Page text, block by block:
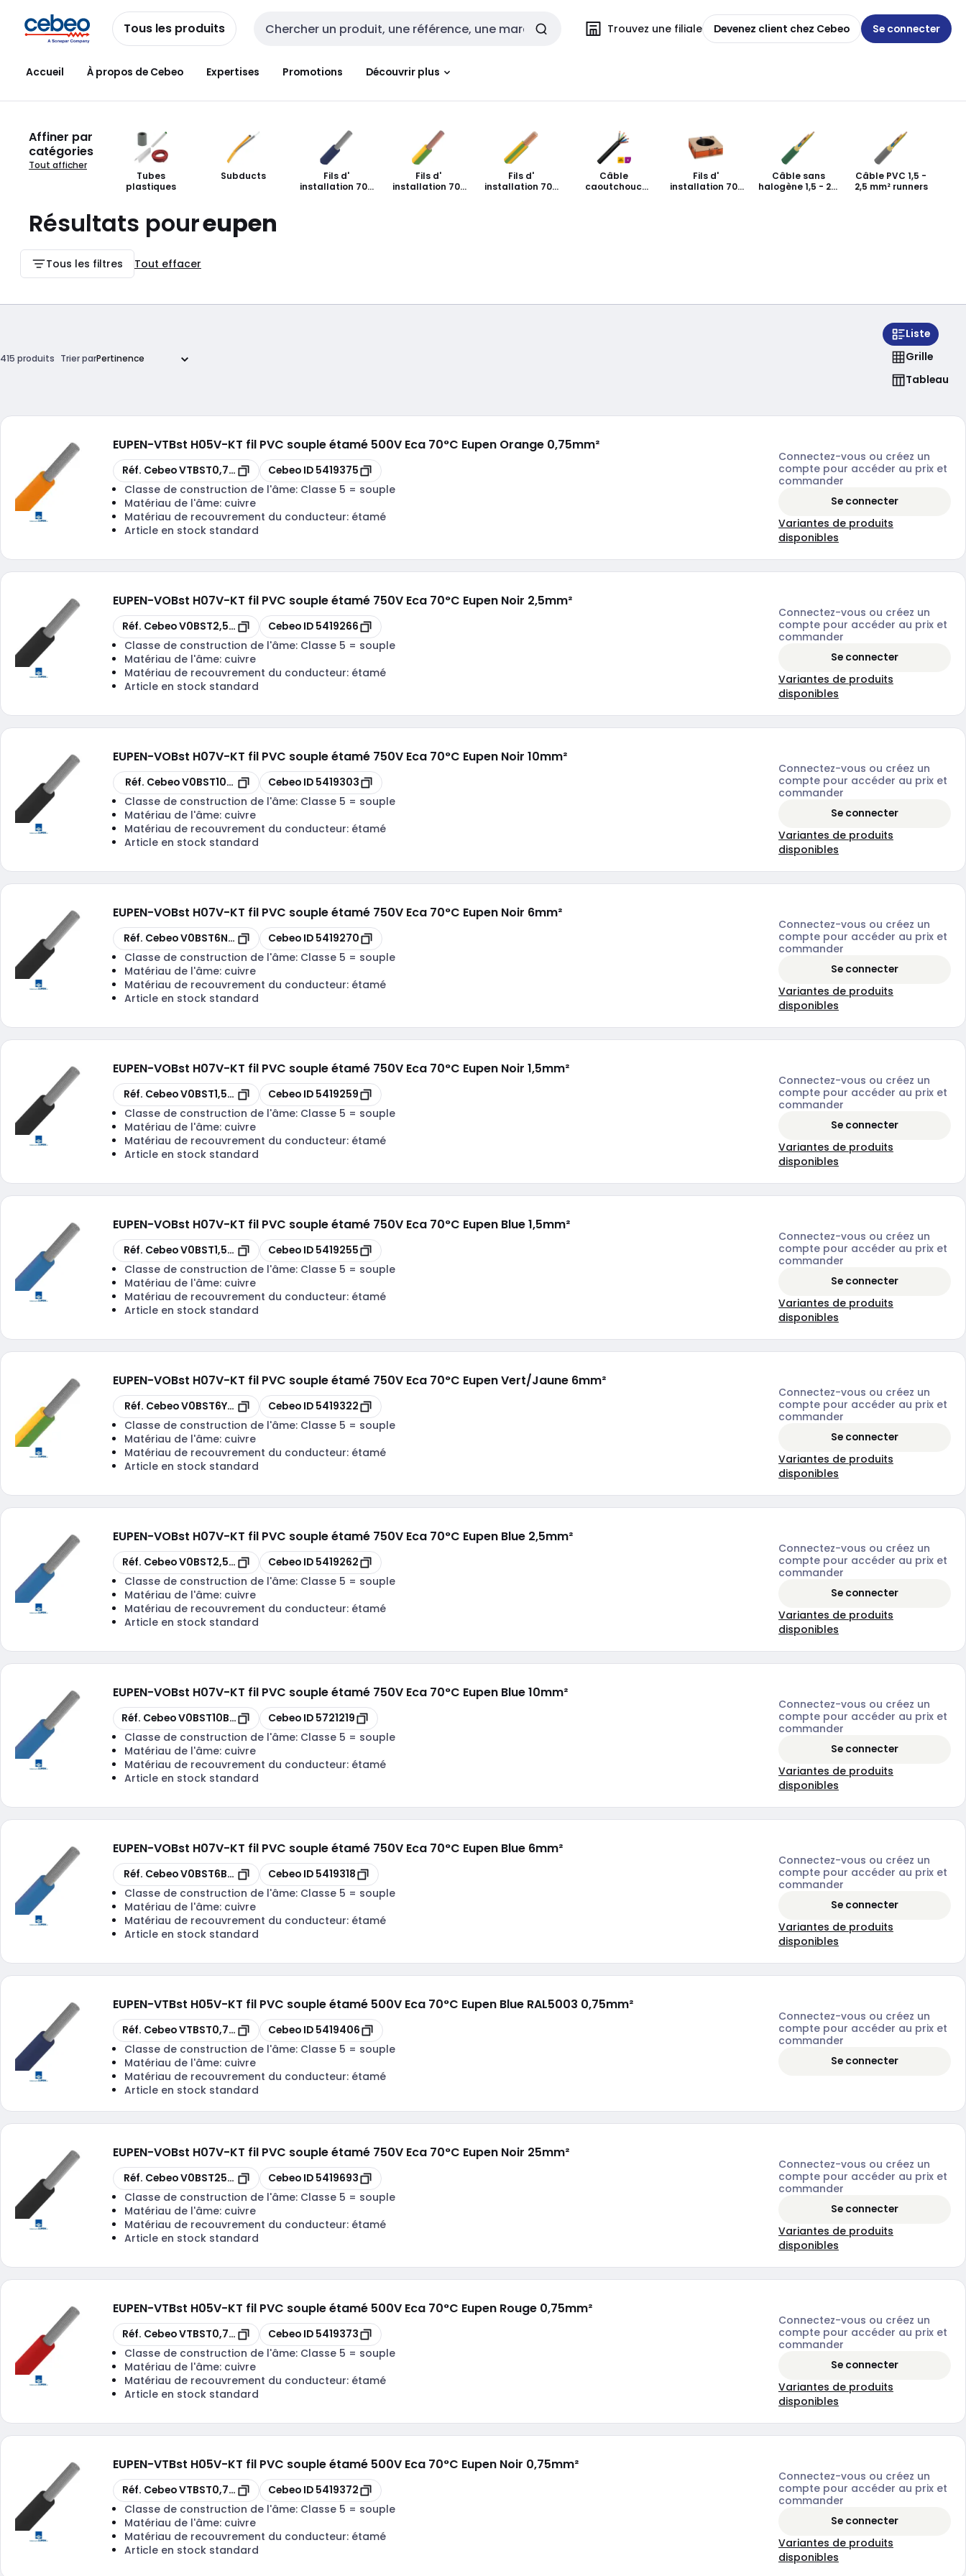
navigationau
contenu
Tous les produits Entrée de recherche Trouvez une filiale Devenez client chez Cebeo Se connecter
Accueil À propos de Cebeo Expertises Promotions Découvrir plus
Affiner par
catégories
Tout afficher
Tubes
plastiques
Subducts
Fils d'
installation 70°
Fils d'
installation 70°
Fils d'
installation 70°
Câble
caoutchouc
Fils d'
installation 70°
Câble sans
halogène 1,5 - 2,5
Câble PVC 1,5 -
2,5 mm² runners
Résultats poureupen
Tous les filtres Tout effacer
415 produits Trier par
Liste
Grille
Tableau
EUPEN-VTBst H05V-KT fil PVC souple étamé 500V Eca 70°C Eupen Orange 0,75mm²
Copier
Réf. CebeoVTBST0,750R-ECA R 100
Copier
Cebeo ID 5419375
Classe de construction de l'âme: Classe 5 = souple
Matériau de l'âme: cuivre
Matériau de recouvrement du conducteur: étamé
Article en stock standard
Connectez-vous ou créez un
compte pour accéder au prix et
commander
Se connecter
Variantes de produits
disponibles
EUPEN-VOBst H07V-KT fil PVC souple étamé 750V Eca 70°C Eupen Noir 2,5mm²
Copier
Réf. CebeoV0BST2,5N-ECA R 100
Copier
Cebeo ID 5419266
Classe de construction de l'âme: Classe 5 = souple
Matériau de l'âme: cuivre
Matériau de recouvrement du conducteur: étamé
Article en stock standard
Connectez-vous ou créez un
compte pour accéder au prix et
commander
Se connecter
Variantes de produits
disponibles
EUPEN-VOBst H07V-KT fil PVC souple étamé 750V Eca 70°C Eupen Noir 10mm²
CopierRéf. CebeoV0BST10N-ECA R 100
Copier
Cebeo ID 5419303
Classe de construction de l'âme: Classe 5 = souple
Matériau de l'âme: cuivre
Matériau de recouvrement du conducteur: étamé
Article en stock standard
Connectez-vous ou créez un
compte pour accéder au prix et
commander
Se connecter
Variantes de produits
disponibles
EUPEN-VOBst H07V-KT fil PVC souple étamé 750V Eca 70°C Eupen Noir 6mm²
Copier
Réf. CebeoV0BST6N-ECA R 100
Copier
Cebeo ID 5419270
Classe de construction de l'âme: Classe 5 = souple
Matériau de l'âme: cuivre
Matériau de recouvrement du conducteur: étamé
Article en stock standard
Connectez-vous ou créez un
compte pour accéder au prix et
commander
Se connecter
Variantes de produits
disponibles
EUPEN-VOBst H07V-KT fil PVC souple étamé 750V Eca 70°C Eupen Noir 1,5mm²
Copier
Réf. CebeoV0BST1,5N-ECA R 100
Copier
Cebeo ID 5419259
Classe de construction de l'âme: Classe 5 = souple
Matériau de l'âme: cuivre
Matériau de recouvrement du conducteur: étamé
Article en stock standard
Connectez-vous ou créez un
compte pour accéder au prix et
commander
Se connecter
Variantes de produits
disponibles
EUPEN-VOBst H07V-KT fil PVC souple étamé 750V Eca 70°C Eupen Blue 1,5mm²
Copier
Réf. CebeoV0BST1,5B-ECA R 100
Copier
Cebeo ID 5419255
Classe de construction de l'âme: Classe 5 = souple
Matériau de l'âme: cuivre
Matériau de recouvrement du conducteur: étamé
Article en stock standard
Connectez-vous ou créez un
compte pour accéder au prix et
commander
Se connecter
Variantes de produits
disponibles
EUPEN-VOBst H07V-KT fil PVC souple étamé 750V Eca 70°C Eupen Vert/Jaune 6mm²
Copier
Réf. CebeoV0BST6YG-ECA R 100
Copier
Cebeo ID 5419322
Classe de construction de l'âme: Classe 5 = souple
Matériau de l'âme: cuivre
Matériau de recouvrement du conducteur: étamé
Article en stock standard
Connectez-vous ou créez un
compte pour accéder au prix et
commander
Se connecter
Variantes de produits
disponibles
EUPEN-VOBst H07V-KT fil PVC souple étamé 750V Eca 70°C Eupen Blue 2,5mm²
Copier
Réf. CebeoV0BST2,5B-ECA R 100
Copier
Cebeo ID 5419262
Classe de construction de l'âme: Classe 5 = souple
Matériau de l'âme: cuivre
Matériau de recouvrement du conducteur: étamé
Article en stock standard
Connectez-vous ou créez un
compte pour accéder au prix et
commander
Se connecter
Variantes de produits
disponibles
EUPEN-VOBst H07V-KT fil PVC souple étamé 750V Eca 70°C Eupen Blue 10mm²
Copier
Réf. CebeoV0BST10B-ECA B 500
Copier
Cebeo ID 5721219
Classe de construction de l'âme: Classe 5 = souple
Matériau de l'âme: cuivre
Matériau de recouvrement du conducteur: étamé
Article en stock standard
Connectez-vous ou créez un
compte pour accéder au prix et
commander
Se connecter
Variantes de produits
disponibles
EUPEN-VOBst H07V-KT fil PVC souple étamé 750V Eca 70°C Eupen Blue 6mm²
Copier
Réf. CebeoV0BST6B-ECA R 100
Copier
Cebeo ID 5419318
Classe de construction de l'âme: Classe 5 = souple
Matériau de l'âme: cuivre
Matériau de recouvrement du conducteur: étamé
Article en stock standard
Connectez-vous ou créez un
compte pour accéder au prix et
commander
Se connecter
Variantes de produits
disponibles
EUPEN-VTBst H05V-KT fil PVC souple étamé 500V Eca 70°C Eupen Blue RAL5003 0,75mm²
Copier
Réf. CebeoVTBST0,75DB-ECA R 100
Copier
Cebeo ID 5419406
Classe de construction de l'âme: Classe 5 = souple
Matériau de l'âme: cuivre
Matériau de recouvrement du conducteur: étamé
Article en stock standard
Connectez-vous ou créez un
compte pour accéder au prix et
commander
Se connecter
EUPEN-VOBst H07V-KT fil PVC souple étamé 750V Eca 70°C Eupen Noir 25mm²
Copier
Réf. CebeoV0BST25N-ECA B 1000
Copier
Cebeo ID 5419693
Classe de construction de l'âme: Classe 5 = souple
Matériau de l'âme: cuivre
Matériau de recouvrement du conducteur: étamé
Article en stock standard
Connectez-vous ou créez un
compte pour accéder au prix et
commander
Se connecter
Variantes de produits
disponibles
EUPEN-VTBst H05V-KT fil PVC souple étamé 500V Eca 70°C Eupen Rouge 0,75mm²
Copier
Réf. CebeoVTBST0,75R-ECA R 100
Copier
Cebeo ID 5419373
Classe de construction de l'âme: Classe 5 = souple
Matériau de l'âme: cuivre
Matériau de recouvrement du conducteur: étamé
Article en stock standard
Connectez-vous ou créez un
compte pour accéder au prix et
commander
Se connecter
Variantes de produits
disponibles
EUPEN-VTBst H05V-KT fil PVC souple étamé 500V Eca 70°C Eupen Noir 0,75mm²
Copier
Réf. CebeoVTBST0,75N-ECA R 100
Copier
Cebeo ID 5419372
Classe de construction de l'âme: Classe 5 = souple
Matériau de l'âme: cuivre
Matériau de recouvrement du conducteur: étamé
Article en stock standard
Connectez-vous ou créez un
compte pour accéder au prix et
commander
Se connecter
Variantes de produits
disponibles